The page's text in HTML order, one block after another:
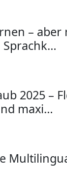
– aber
2025 –
maxi…